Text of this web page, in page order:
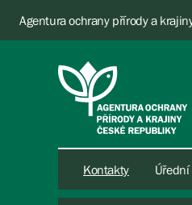
Agentura ochrany přírody a
Kontakty